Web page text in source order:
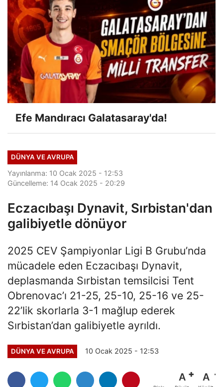
Efe Mandıracı Galatasaray'da!
DÜNYA VE AVRUPA
Yayınlanma: 10 Ocak 2025 - 12:53
Güncelleme: 14 Ocak 2025 - 20:29
Eczacıbaşı Dynavit, Sırbistan'dan
galibiyetle dönüyor
2025 CEV Şampiyonlar Ligi B Grubu’nda
mücadele eden Eczacıbaşı Dynavit,
deplasmanda Sırbistan temsilcisi Tent
Obrenovac’ı 21-25, 25-10, 25-16 ve 25-
22’lik skorlarla 3-1 mağlup ederek
Sırbistan’dan galibiyetle ayrıldı.
DÜNYA VE AVRUPA 10 Ocak 2025 - 12:53
A A